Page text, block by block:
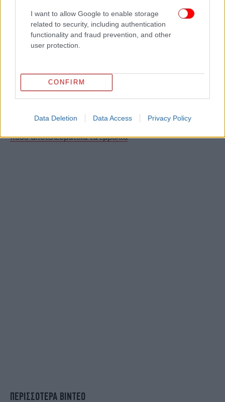
I want to allow Google to enable storage
related to security, including authentication
functionality and fraud prevention, and other
user protection.
CONFIRM
Data Deletion Data Access Privacy Policy
διεξάγονταν οι συνομιλίες.
ΟΛΕΣ ΟΙ ΕΙΔΗΣΕΙΣ
Παλαιά Φώκαια -Είναι ηθοποιοί του «Γάμος αλά ελληνικά»
Σοκάρει ο γυναικοκτόνος: «Βγήκα για μπύρες, όταν
γύρισα σπίτι είχε ετοιμάσει βαλίτσες να φύγει και τη
Όμικρον 4 και 5: Τι ισχύει, πόσο μεταδοτικές είναι και
πόσο αποτελεσματικά τα εμβόλια
ΠΕΡΙΣΣΟΤΕΡΑ ΒΙΝΤΕΟ